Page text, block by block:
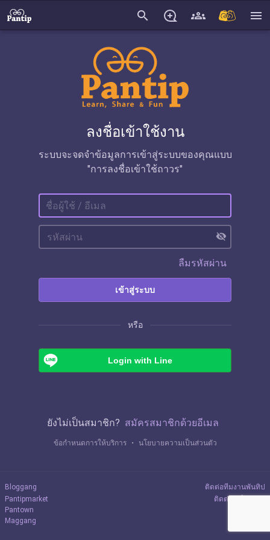
search menu
ลงชื่อเข้าใช้งาน
ระบบจะจดจำข้อมูลการเข้าสู่ระบบของคุณแบบ
"การลงชื่อเข้าใช้ถาวร"
visibility_off
ลืมรหัสผ่าน
เข้าสู่ระบบ
หรือ
Login with Line
ยังไม่เป็นสมาชิก? สมัครสมาชิกด้วยอีเมล
ข้อกำหนดการให้บริการ ・ นโยบายความเป็นส่วนตัว
Bloggang
Pantipmarket
Pantown
Maggang
ติดต่อทีมงานพันทิป
ติดต่อลงโฆษณา